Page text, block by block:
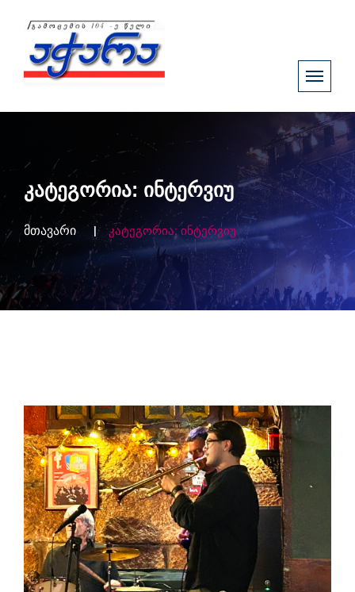
კატეგორია: ინტერვიუ
მთავარი კატეგორია:ინტერვიუ